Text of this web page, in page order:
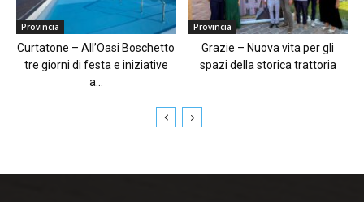
Provincia
Curtatone – All’Oasi Boschetto
tre giorni di festa e iniziative
a...
Provincia
Grazie – Nuova vita per gli
spazi della storica trattoria